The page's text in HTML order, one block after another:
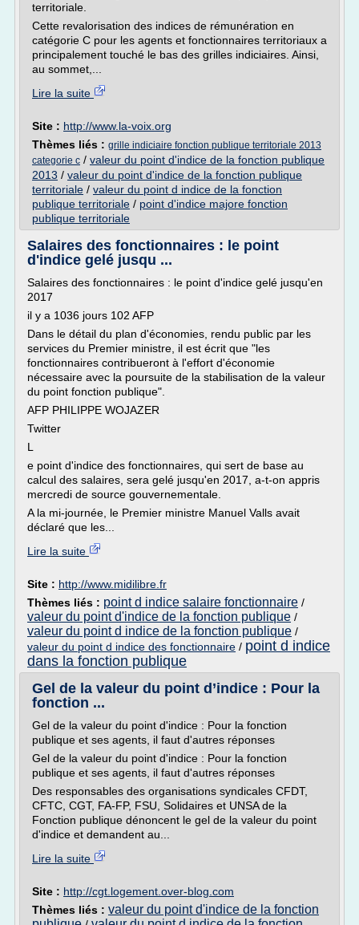
territoriale.
Cette revalorisation des indices de rémunération en
catégorie C pour les agents et fonctionnaires territoriaux a
principalement touché le bas des grilles indiciaires. Ainsi,
au sommet,...
Lire la suite
Site : http://www.la-voix.org
Thèmes liés : grille indiciaire fonction publique territoriale 2013
categorie c / valeur du point d'indice de la fonction publique
2013 / valeur du point d'indice de la fonction publique
territoriale / valeur du point d indice de la fonction
publique territoriale / point d'indice majore fonction
publique territoriale
Salaires des fonctionnaires : le point
d'indice gelé jusqu ...
Salaires des fonctionnaires : le point d'indice gelé jusqu'en
2017
il y a 1036 jours 102 AFP
Dans le détail du plan d'économies, rendu public par les
services du Premier ministre, il est écrit que "les
fonctionnaires contribueront à l'effort d'économie
nécessaire avec la poursuite de la stabilisation de la valeur
du point fonction publique".
AFP PHILIPPE WOJAZER
Twitter
L
e point d'indice des fonctionnaires, qui sert de base au
calcul des salaires, sera gelé jusqu'en 2017, a-t-on appris
mercredi de source gouvernementale.
A la mi-journée, le Premier ministre Manuel Valls avait
déclaré que les...
Lire la suite
Site : http://www.midilibre.fr
Thèmes liés : point d indice salaire fonctionnaire /
valeur du point d'indice de la fonction publique /
valeur du point d indice de la fonction publique /
valeur du point d indice des fonctionnaire / point d indice
dans la fonction publique
Gel de la valeur du point d’indice : Pour la
fonction ...
Gel de la valeur du point d'indice : Pour la fonction
publique et ses agents, il faut d'autres réponses
Gel de la valeur du point d'indice : Pour la fonction
publique et ses agents, il faut d'autres réponses
Des responsables des organisations syndicales CFDT,
CFTC, CGT, FA-FP, FSU, Solidaires et UNSA de la
Fonction publique dénoncent le gel de la valeur du point
d'indice et demandent au...
Lire la suite
Site : http://cgt.logement.over-blog.com
Thèmes liés : valeur du point d'indice de la fonction